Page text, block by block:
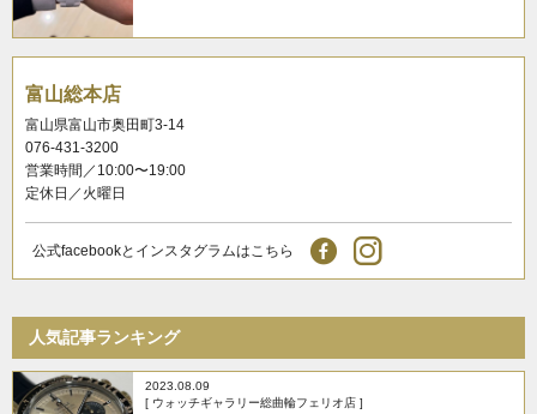
富山総本店
富山県富山市奥田町3-14
076-431-3200
営業時間／10:00〜19:00
定休日／火曜日
公式facebookとインスタグラムはこちら
人気記事ランキング
2023.08.09
[ ウォッチギャラリー総曲輪フェリオ店 ]